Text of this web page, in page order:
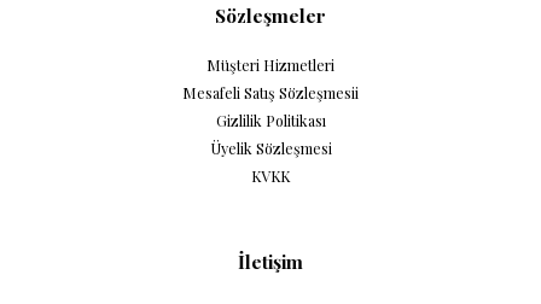
Sözleşmeler
Müşteri Hizmetleri
Mesafeli Satış Sözleşmesii
Gizlilik Politikası
Üyelik Sözleşmesi
KVKK
İletişim